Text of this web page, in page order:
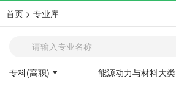
首页 > 专业库
专科(高职) 能源动力与材料大类